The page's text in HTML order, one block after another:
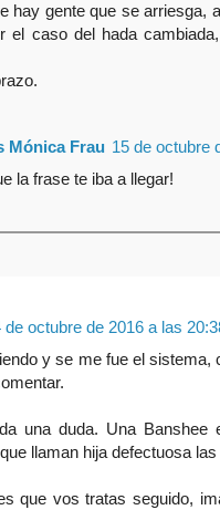
hay gente que se arriesga,
el caso del hada
Mónica Frau 15 de octubre
la frase te iba a llegar!
de octubre de 2016 a las
y se me fue el sistema,
una duda. Una Banshee
llaman hija defectuosa
que vos tratas seguido,